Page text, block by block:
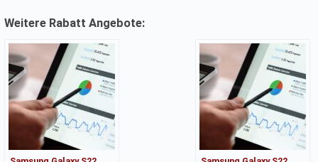
Weitere Rabatt Angebote: